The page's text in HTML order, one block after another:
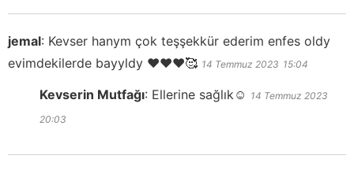
jemal: Kevser hanym çok teşşekkür ederim enfes oldy
evimdekilerde bayyldy ❤️❤️❤️🥰 14 Temmuz 2023 15:04
Kevserin Mutfağı: Ellerine sağlık☺️ 14 Temmuz 2023
20:03